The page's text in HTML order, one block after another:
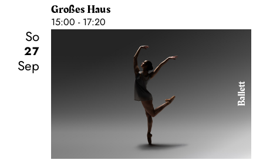
Großes Haus
15:00 - 17:20
So
27
Sep
Ballett